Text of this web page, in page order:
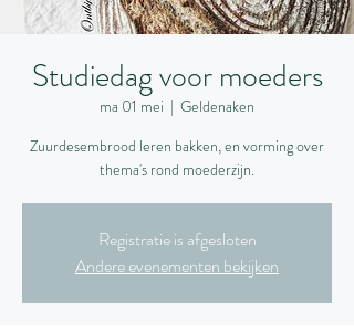
Studiedag voor moeders
ma 01 mei
  |
Geldenaken
Zuurdesembrood leren bakken, en vorming over
thema's rond moederzijn.
Registratie is afgesloten
Andere evenementen bekijken